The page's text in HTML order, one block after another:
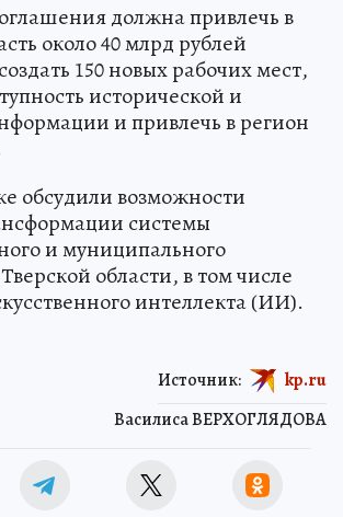
должна привлечь в
около 40 млрд рублей
150 новых рабочих мест,
исторической и
и привлечь в регион
обсудили возможности
системы
и муниципального
области, в том числе
интеллекта (ИИ).
Василиса ВЕРХОГЛЯДОВА
Источник: kp.ru